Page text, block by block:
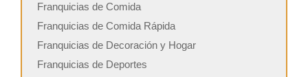
Franquicias de Comida
Franquicias de Comida Rápida
Franquicias de Decoración y Hogar
Franquicias de Deportes